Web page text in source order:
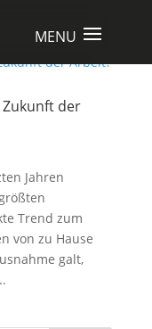
Zukunft der
Jahren
Trend zum
von zu Hause
galt,